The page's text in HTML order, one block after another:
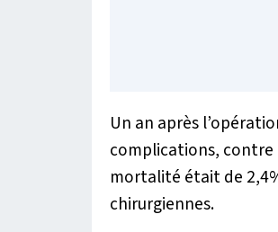
Un an après
complications, contre
mortalité était de
chirurgiennes.